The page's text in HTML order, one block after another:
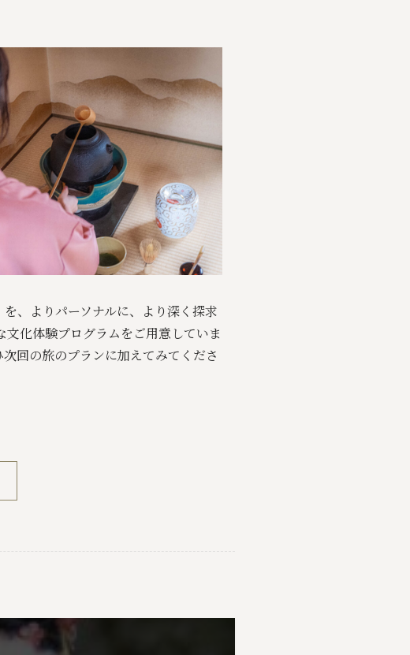
、よりパーソナルに、より深く探求
化体験プログラムをご用意していま
回の旅のプランに加えてみてくださ